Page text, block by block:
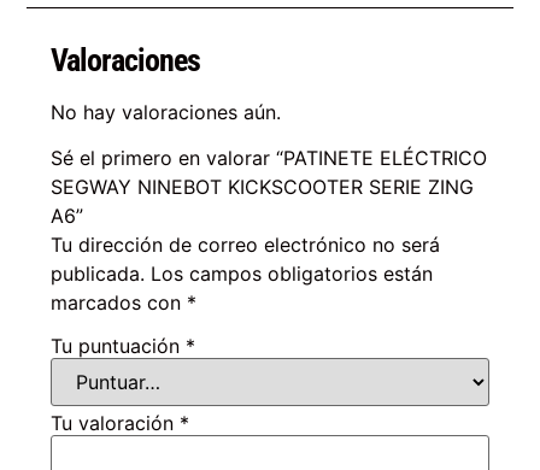
Valoraciones
No hay valoraciones aún.
Sé el primero en valorar “PATINETE ELÉCTRICO
SEGWAY NINEBOT KICKSCOOTER SERIE ZING
A6”
Tu dirección de correo electrónico no será
publicada. Los campos obligatorios están
marcados con *
Tu puntuación *
Tu valoración *